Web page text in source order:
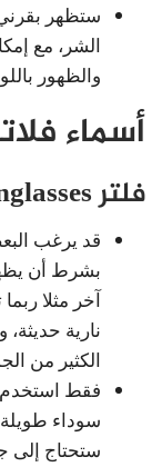
ستظهر
الشر، مع
والظهور
أسماء
فلتر Fashion Sunglasses
قد يرغب
بشرط أن
آخر مثلا
نارية
الكثير من
سوداء
ستحتاج إلى